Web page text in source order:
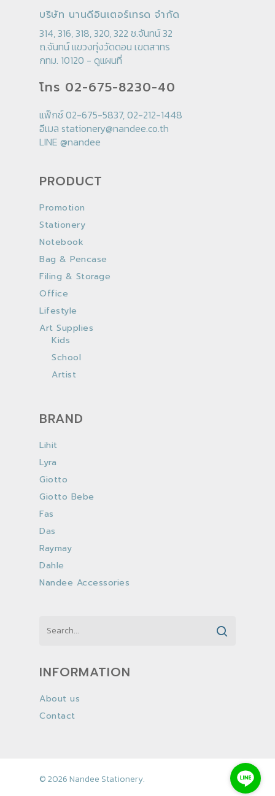
บริษัท นานดีอินเตอร์เทรด จำกัด
314, 316, 318, 320, 322 ซ.จันทน์ 32
ถ.จันทน์ แขวงทุ่งวัดดอน เขตสาทร
กทม. 10120 - ดูแผนที่
โทร 02-675-8230-40
แฟ็กซ์ 02-675-5837, 02-212-1448
อีเมล stationery@nandee.co.th
LINE @nandee
PRODUCT
Promotion
Stationery
Notebook
Bag & Pencase
Filing & Storage
Office
Lifestyle
Art Supplies
Kids
School
Artist
BRAND
Lihit
Lyra
Giotto
Giotto Bebe
Fas
Das
Raymay
Dahle
Nandee Accessories
INFORMATION
About us
Contact
© 2026 Nandee Stationery.